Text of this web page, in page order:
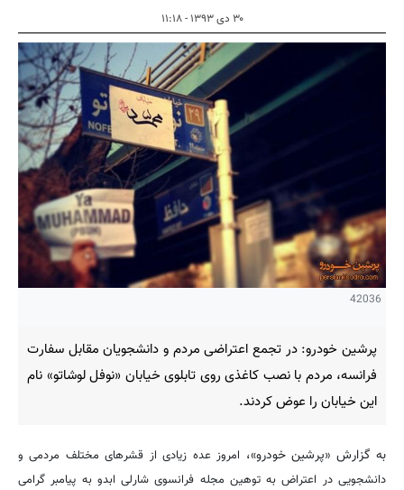
۳۰ دی ۱۳۹۳ - ۱۱:۱۸
42036
پرشین خودرو: در تجمع اعتراضی مردم و دانشجویان مقابل سفارت
فرانسه، مردم با نصب کاغذی روی تابلوی خیابان «نوفل لوشاتو» نام
این خیابان را عوض کردند.
به گزارش «پرشین خودرو»، امروز عده زیادی از قشرهای مختلف مردمی و
دانشجویی در اعتراض به توهین مجله فرانسوی شارلی ابدو به پیامبر گرامی